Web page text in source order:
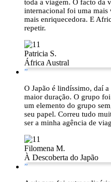
toda a viagem. O facto da
internacional foi uma
mais enriquecedora. E
repetir.
Patricia S.
África Austral
”
O Japão é lindíssimo, daí
maior duração. O grupo
um elemento do grupo
seu papel. Correu tudo
ser a minha agência de
Filomena M.
À Descoberta do Japão
”